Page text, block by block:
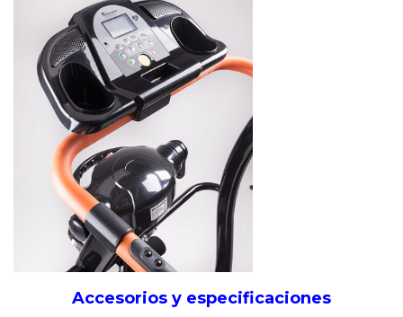
Accesorios y especificaciones